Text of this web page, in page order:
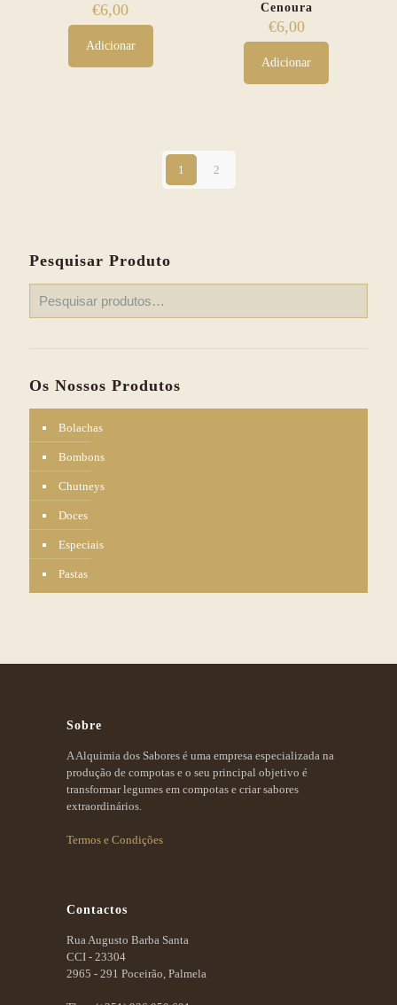
€6,00
Adicionar
Cenoura
€6,00
Adicionar
1 2
Pesquisar Produto
Os Nossos Produtos
Bolachas
Bombons
Chutneys
Doces
Especiais
Pastas
Sobre
A Alquimia dos Sabores é uma empresa especializada na
produção de compotas e o seu principal objetivo é
transformar legumes em compotas e criar sabores
extraordinários.
Termos e Condições
Contactos
Rua Augusto Barba Santa
CCI - 23304
2965 - 291 Poceirão, Palmela